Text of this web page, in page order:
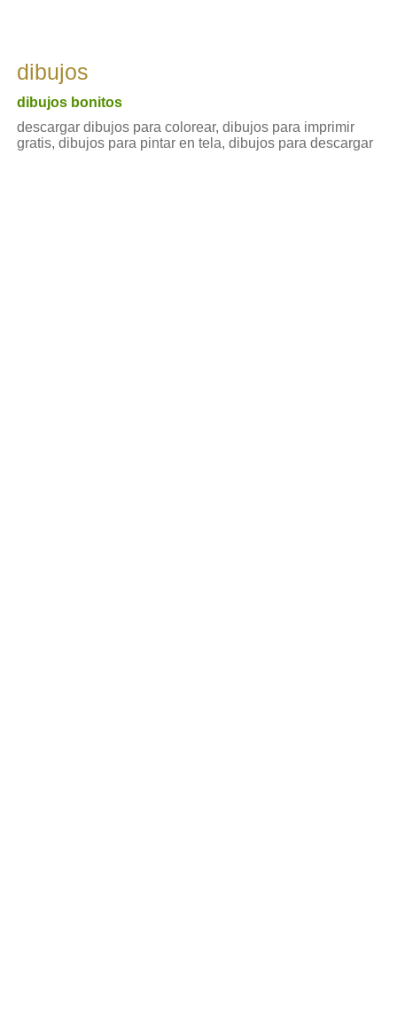
dibujos
dibujos bonitos
descargar dibujos para colorear, dibujos para imprimir
gratis, dibujos para pintar en tela, dibujos para descargar